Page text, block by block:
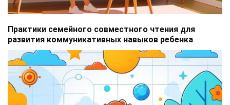
Практики семейного совместного чтения для
развития коммуникативных навыков ребенка